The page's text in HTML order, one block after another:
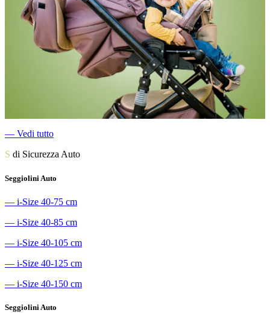
― Vedi tutto
S di Sicurezza Auto
Seggiolini Auto
― i-Size 40-75 cm
― i-Size 40-85 cm
― i-Size 40-105 cm
― i-Size 40-125 cm
― i-Size 40-150 cm
Seggiolini Auto